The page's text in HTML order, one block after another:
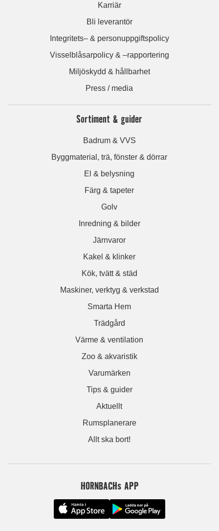
Karriär
Bli leverantör
Integritets– & personuppgiftspolicy
Visselblåsarpolicy & –rapportering
Miljöskydd & hållbarhet
Press / media
Sortiment & guider
Badrum & VVS
Byggmaterial, trä, fönster & dörrar
El & belysning
Färg & tapeter
Golv
Inredning & bilder
Järnvaror
Kakel & klinker
Kök, tvätt & städ
Maskiner, verktyg & verkstad
Smarta Hem
Trädgård
Värme & ventilation
Zoo & akvaristik
Varumärken
Tips & guider
Aktuellt
Rumsplanerare
Allt ska bort!
HORNBACHs APP